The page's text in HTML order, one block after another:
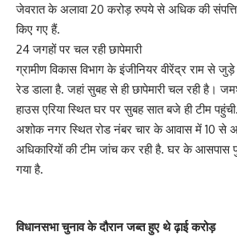
जेवरात के अलावा 20 करोड़ रुपये से अधिक की
किए गए हैं.
24 जगहों पर चल रही छापेमारी
ग्रामीण विकास विभाग के इंजीनियर वीरेंद्र राम से
रेड डाला है. जहां सुबह से ही छापेमारी चल रही है।
हाउस एरिया स्थित घर पर सुबह सात बजे ही टीम
अशोक नगर स्थित रोड नंबर चार के आवास में 10 से
अधिकारियों की टीम जांच कर रही है. घर के आसपास
गया है.
विधानसभा चुनाव के दौरान जब्त हुए थे ढ़ाई करोड़